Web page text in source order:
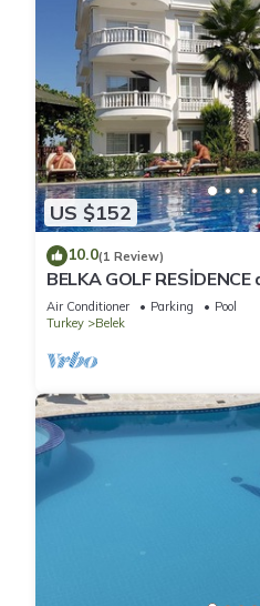
US $152
10.0(1 Review)
BELKA GOLF
Air Conditioner Parking
Pool
Turkey
Belek